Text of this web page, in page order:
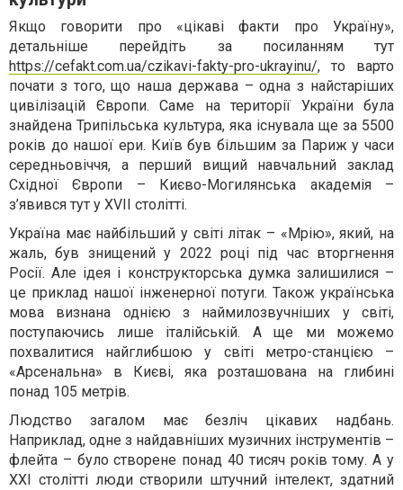
Якщо говорити про «цікаві факти про Україну»,
детальніше перейдіть за посиланням тут
https://cefakt.com.ua/czikavi-fakty-pro-ukrayinu/, то варто
почати з того, що наша держава – одна з найстаріших
цивілізацій Європи. Саме на території України була
знайдена Трипільська культура, яка існувала ще за 5500
років до нашої ери. Київ був більшим за Париж у часи
середньовіччя, а перший вищий навчальний заклад
Східної Європи – Києво-Могилянська академія –
з’явився тут у XVII столітті.
Україна має найбільший у світі літак – «Мрію», який, на
жаль, був знищений у 2022 році під час вторгнення
Росії. Але ідея і конструкторська думка залишилися –
це приклад нашої інженерної потуги. Також українська
мова визнана однією з наймилозвучніших у світі,
поступаючись лише італійській. А ще ми можемо
похвалитися найглибшою у світі метро-станцією –
«Арсенальна» в Києві, яка розташована на глибині
понад 105 метрів.
Людство загалом має безліч цікавих надбань.
Наприклад, одне з найдавніших музичних інструментів –
флейта – було створене понад 40 тисяч років тому. А у
ХХІ столітті люди створили штучний інтелект, здатний